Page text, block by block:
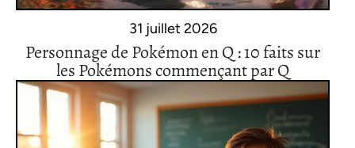
31 juillet 2026
Personnage de Pokémon en Q : 10 faits sur
les Pokémons commençant par Q